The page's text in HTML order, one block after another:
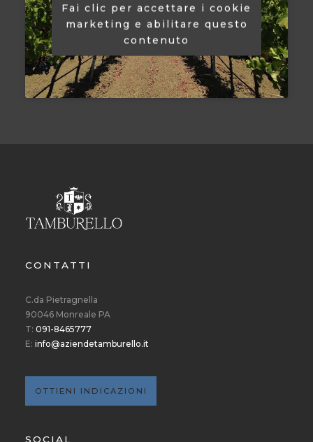
Fai clic per accettare i cookie
marketing e abilitare questo
contenuto
CONTATTI
C.da Pietragnella
90046 Monreale PA
T: 091-8465777
E: info@aziendetamburello.it
OTTIENI INDICAZIONI
SOCIAL